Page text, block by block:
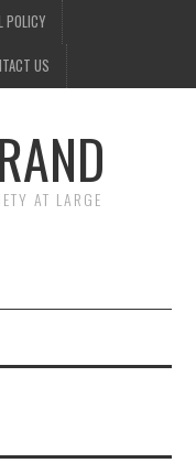
POLICY
US
AT LARGE